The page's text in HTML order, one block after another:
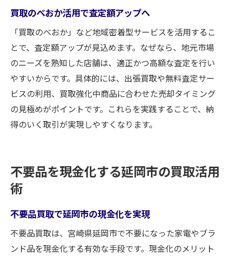
買取のべおか活用で査定額アップへ
「買取のべおか」など地域密着型サービスを活用するこ
とで、査定額アップが見込めます。なぜなら、地元市場
のニーズを熟知した店舗は、適正かつ高額な査定を行い
やすいからです。具体的には、出張買取や無料査定サー
ビスの利用、買取強化中商品に合わせた売却タイミング
の見極めがポイントです。これらを実践することで、納
得のいく取引が実現しやすくなります。
不要品を現金化する延岡市の買取活用
術
不要品買取で延岡市の現金化を実現
不要品買取は、宮崎県延岡市で不要になった家電やブラ
ンド品を現金化する有効な手段です。現金化のメリット